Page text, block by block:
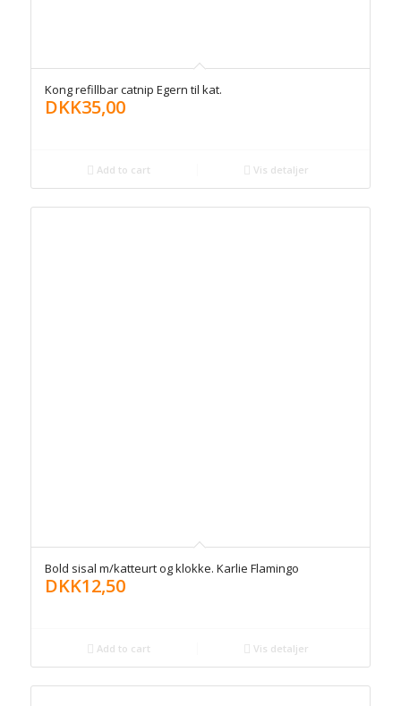
Kong refillbar catnip Egern til kat.
DKK35,00
Add to cart Vis detaljer
Bold sisal m/katteurt og klokke. Karlie Flamingo
DKK12,50
Add to cart Vis detaljer